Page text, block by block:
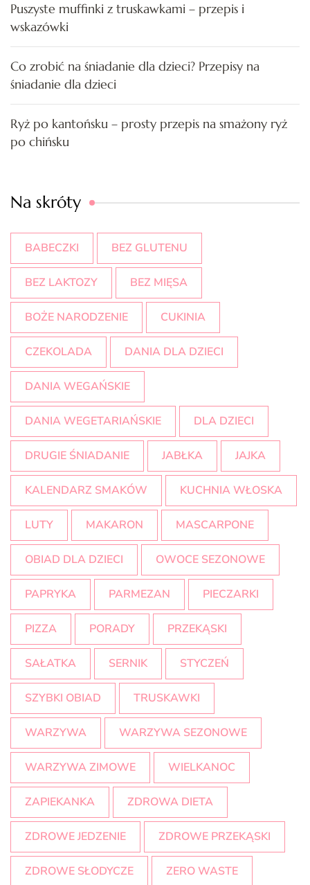
Puszyste muffinki z truskawkami – przepis i
wskazówki
Co zrobić na śniadanie dla dzieci? Przepisy na
śniadanie dla dzieci
Ryż po kantońsku – prosty przepis na smażony ryż
po chińsku
Na skróty
BABECZKI BEZ GLUTENU
BEZ LAKTOZY BEZ MIĘSA
BOŻE NARODZENIE CUKINIA
CZEKOLADA DANIA DLA DZIECI
DANIA WEGAŃSKIE
DANIA WEGETARIAŃSKIE DLA DZIECI
DRUGIE ŚNIADANIE JABŁKA JAJKA
KALENDARZ SMAKÓW KUCHNIA WŁOSKA
LUTY MAKARON MASCARPONE
OBIAD DLA DZIECI OWOCE SEZONOWE
PAPRYKA PARMEZAN PIECZARKI
PIZZA PORADY PRZEKĄSKI
SAŁATKA SERNIK STYCZEŃ
SZYBKI OBIAD TRUSKAWKI
WARZYWA WARZYWA SEZONOWE
WARZYWA ZIMOWE WIELKANOC
ZAPIEKANKA ZDROWA DIETA
ZDROWE JEDZENIE ZDROWE PRZEKĄSKI
ZDROWE SŁODYCZE ZERO WASTE